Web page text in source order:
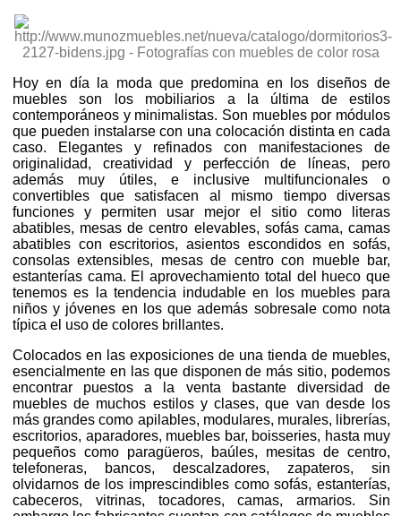
Hoy en día la moda que predomina en los diseños de
muebles son los mobiliarios a la última de estilos
contemporáneos y minimalistas. Son muebles por módulos
que pueden instalarse con una colocación distinta en cada
caso. Elegantes y refinados con manifestaciones de
originalidad, creatividad y perfección de líneas, pero
además muy útiles, e inclusive multifuncionales o
convertibles que satisfacen al mismo tiempo diversas
funciones y permiten usar mejor el sitio como literas
abatibles, mesas de centro elevables, sofás cama, camas
abatibles con escritorios, asientos escondidos en sofás,
consolas extensibles, mesas de centro con mueble bar,
estanterías cama. El aprovechamiento total del hueco que
tenemos es la tendencia indudable en los muebles para
niños y jóvenes en los que además sobresale como nota
típica el uso de colores brillantes.
Colocados en las exposiciones de una tienda de muebles,
esencialmente en las que disponen de más sitio, podemos
encontrar puestos a la venta bastante diversidad de
muebles de muchos estilos y clases, que van desde los
más grandes como apilables, modulares, murales, librerías,
escritorios, aparadores, muebles bar, boisseries, hasta muy
pequeños como paragüeros, baúles, mesitas de centro,
telefoneras, bancos, descalzadores, zapateros, sin
olvidarnos de los imprescindibles como sofás, estanterías,
cabeceros, vitrinas, tocadores, camas, armarios. Sin